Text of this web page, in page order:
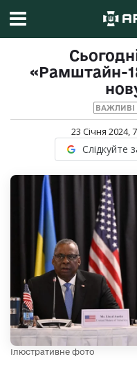
«Рамштайн-
ВАЖЛИВІ
23 Січня 2024,
Слідкуйте
Ілюстративне фото